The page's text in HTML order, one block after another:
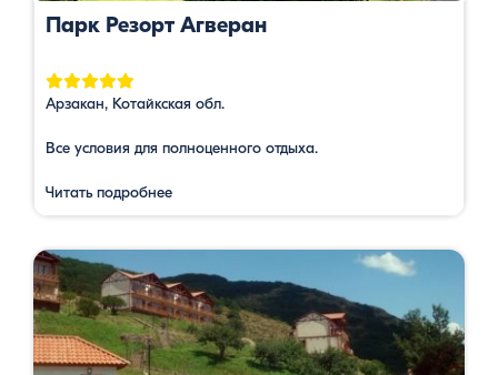
Парк Резорт Агверан
Арзакан, Котайкская обл.
Все условия для полноценного отдыха.
Читать подробнее